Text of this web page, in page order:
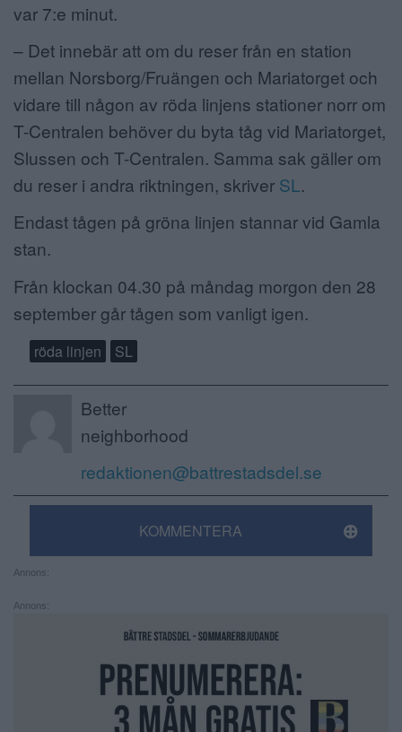
var 7:e minut.
– Det innebär att om du reser från en station
mellan Norsborg/Fruängen och Mariatorget och
vidare till någon av röda linjens stationer norr om
T-Centralen behöver du byta tåg vid Mariatorget,
Slussen och T-Centralen. Samma sak gäller om
du reser i andra riktningen, skriver SL.
Endast tågen på gröna linjen stannar vid Gamla
stan.
Från klockan 04.30 på måndag morgon den 28
september går tågen som vanligt igen.
röda linjen SL
Better
neighborhood
redaktionen@battrestadsdel.se
KOMMENTERA
Annons:
Annons: